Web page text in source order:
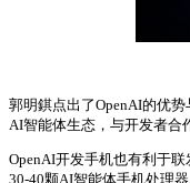
郭明錤点出了OpenAI的优
AI智能体生态，与开发者合
OpenAI开发手机也有利于
30-40颗AI智能体手机处理